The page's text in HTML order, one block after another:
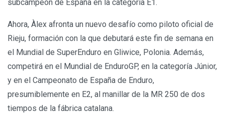
subcampeón de España en la categoría E1.
Ahora, Àlex afronta un nuevo desafío como piloto oficial de
Rieju, formación con la que debutará este fin de semana en
el Mundial de SuperEnduro en Gliwice, Polonia. Además,
competirá en el Mundial de EnduroGP, en la categoría Júnior,
y en el Campeonato de España de Enduro,
presumiblemente en E2, al manillar de la MR 250 de dos
tiempos de la fábrica catalana.